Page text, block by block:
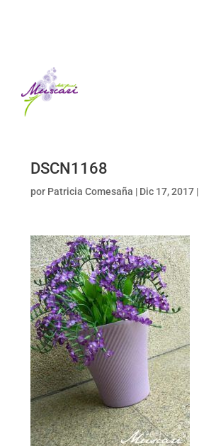
DSCN1168
por Patricia Comesaña | Dic 17, 2017|